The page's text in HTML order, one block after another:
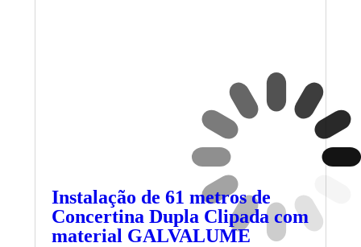
Instalação de 61 metros de
Concertina Dupla Clipada com
material GALVALUME